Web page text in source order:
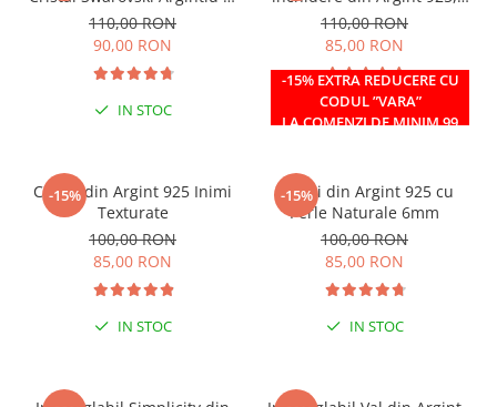
Caseta din Argint 925
110,00 RON
90,00 RON
IN STOC
-15% EXTRA REDUCERE CU
CODUL ”VARA”
LA COMENZI DE MINIM 99
reglabil 38-41 cm
110,00 RON
85,00 RON
IN STOC
-15%
Cercei din Argint 925 Inimi
Texturate
100,00 RON
85,00 RON
IN STOC
-15%
Cercei din Argint 925 cu
Perle Naturale 6mm
100,00 RON
85,00 RON
IN STOC